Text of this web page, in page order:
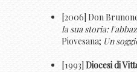
[2006] Don
la sua storia:
Piovesana; Un
[1993] Diocesi di